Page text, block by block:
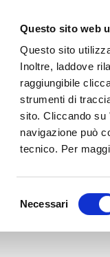
Questo sito web
Questo sito
Inoltre, laddove
raggiungibile
strumenti di
sito. Cliccando su
navigazione può
tecnico. Per
del
Necessari
Chi siamo
Contattaci